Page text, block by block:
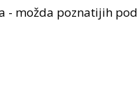
- možda poznatijih